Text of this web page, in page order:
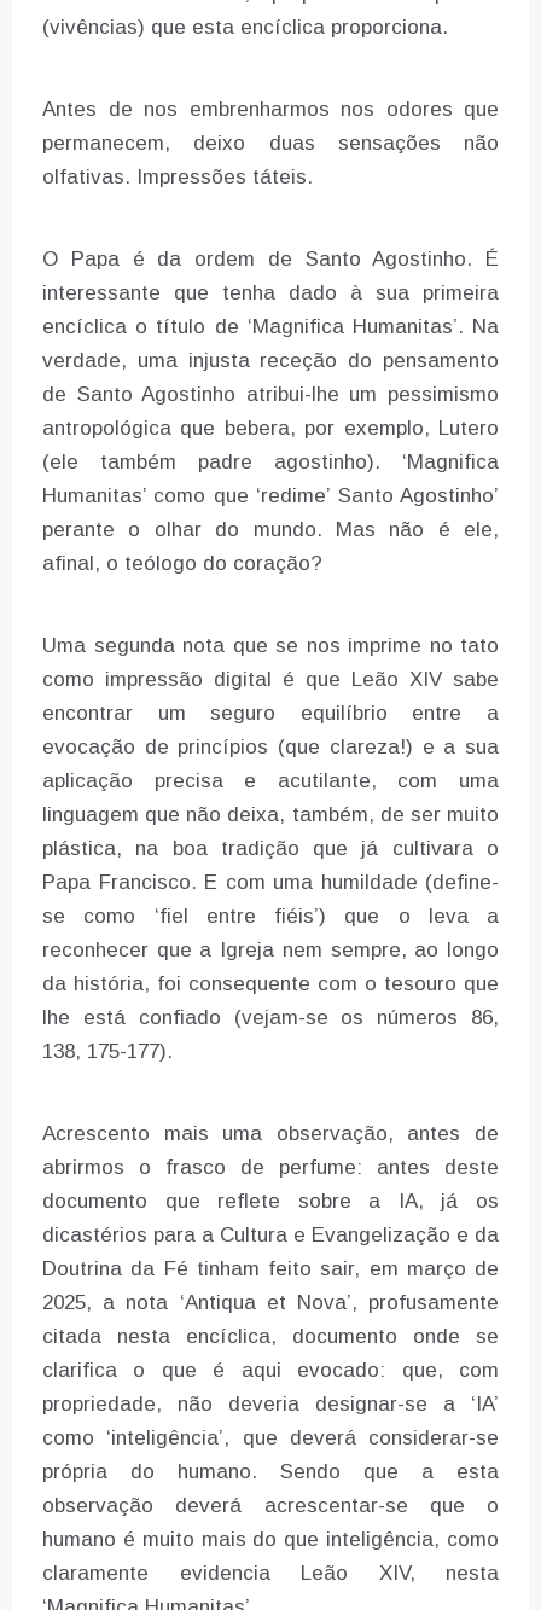
(vivências) que esta encíclica proporciona.
Antes de nos embrenharmos nos odores que
permanecem, deixo duas sensações não
olfativas. Impressões táteis.
O Papa é da ordem de Santo Agostinho. É
interessante que tenha dado à sua primeira
encíclica o título de ‘Magnifica Humanitas’. Na
verdade, uma injusta receção do pensamento
de Santo Agostinho atribui-lhe um pessimismo
antropológica que bebera, por exemplo, Lutero
(ele também padre agostinho). ‘Magnifica
Humanitas’ como que ‘redime’ Santo Agostinho’
perante o olhar do mundo. Mas não é ele,
afinal, o teólogo do coração?
Uma segunda nota que se nos imprime no tato
como impressão digital é que Leão XIV sabe
encontrar um seguro equilíbrio entre a
evocação de princípios (que clareza!) e a sua
aplicação precisa e acutilante, com uma
linguagem que não deixa, também, de ser muito
plástica, na boa tradição que já cultivara o
Papa Francisco. E com uma humildade (define-
se como ‘fiel entre fiéis’) que o leva a
reconhecer que a Igreja nem sempre, ao longo
da história, foi consequente com o tesouro que
lhe está confiado (vejam-se os números 86,
138, 175-177).
Acrescento mais uma observação, antes de
abrirmos o frasco de perfume: antes deste
documento que reflete sobre a IA, já os
dicastérios para a Cultura e Evangelização e da
Doutrina da Fé tinham feito sair, em março de
2025, a nota ‘Antiqua et Nova’, profusamente
citada nesta encíclica, documento onde se
clarifica o que é aqui evocado: que, com
propriedade, não deveria designar-se a ‘IA’
como ‘inteligência’, que deverá considerar-se
própria do humano. Sendo que a esta
observação deverá acrescentar-se que o
humano é muito mais do que inteligência, como
claramente evidencia Leão XIV, nesta